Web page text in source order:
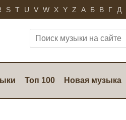
S T U V W X Y Z А Б В Г Д
Топ 100 Новая музыка